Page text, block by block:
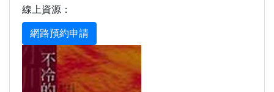
線上資源：